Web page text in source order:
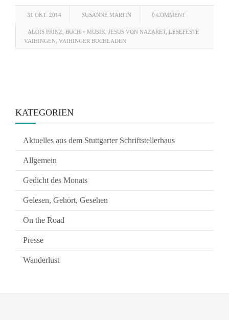
31 OKT. 2014 SUSANNE MARTIN 0 COMMENT
ALOIS PRINZ BUCH + MUSIK JESUS VON NAZARET, LESEFESTE
VAIHINGEN VAIHINGER BUCHLADEN
KATEGORIEN
Aktuelles aus dem Stuttgarter Schriftstellerhaus
Allgemein
Gedicht des Monats
Gelesen, Gehört, Gesehen
On the Road
Presse
Wanderlust